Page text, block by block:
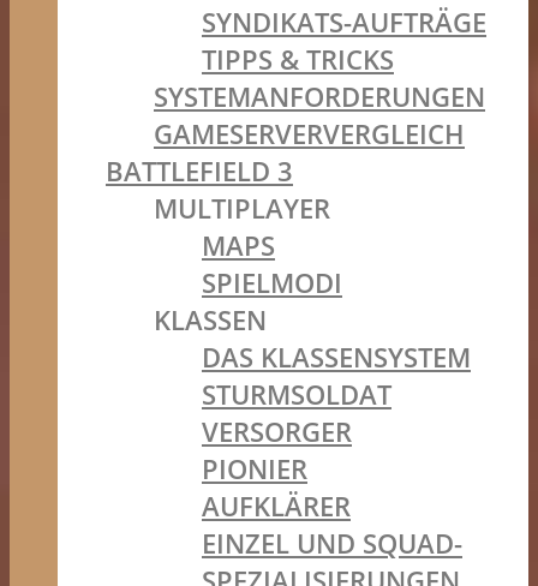
SYNDIKATS-AUFTRÄGE
TIPPS & TRICKS
SYSTEMANFORDERUNGEN
GAMESERVERVERGLEICH
BATTLEFIELD 3
MULTIPLAYER
MAPS
SPIELMODI
KLASSEN
DAS KLASSENSYSTEM
STURMSOLDAT
VERSORGER
PIONIER
AUFKLÄRER
EINZEL UND SQUAD-